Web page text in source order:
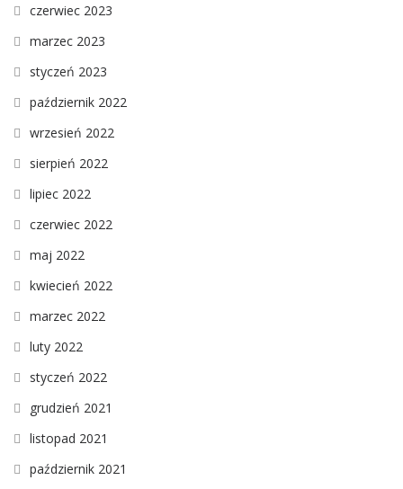
czerwiec 2023
marzec 2023
styczeń 2023
październik 2022
wrzesień 2022
sierpień 2022
lipiec 2022
czerwiec 2022
maj 2022
kwiecień 2022
marzec 2022
luty 2022
styczeń 2022
grudzień 2021
listopad 2021
październik 2021